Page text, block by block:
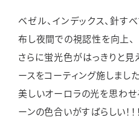
ベゼル、インデックス、針す
布し夜間での視認性を向上、
さらに蛍光色がはっきりと見
ースをコーティング施しまし
美しいオーロラの光を思わ
ーンの色合いがすばらしい！！！